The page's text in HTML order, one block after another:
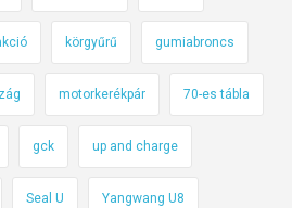
körgyűrű gumiabroncs
motorkerékpár 70-es tábla
gck up and charge
Seal U Yangwang U8